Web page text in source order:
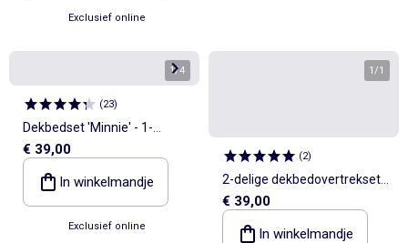
Exclusief online
1/4
(23)
Dekbedset 'Minnie' - 1-
persoonsbed
€ 39,00
In winkelmandje
Exclusief online
1 /1
(2)
2-delige dekbedovertrekset
'Hello Kitty' - 1 eenpersoons
dekbedovertrek + 1
€ 39,00
In winkelmandje